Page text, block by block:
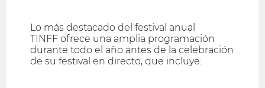
Lo más destacado del festival anual
TINFF ofrece una amplia programación
durante todo el año antes de la celebración
de su festival en directo, que incluye: